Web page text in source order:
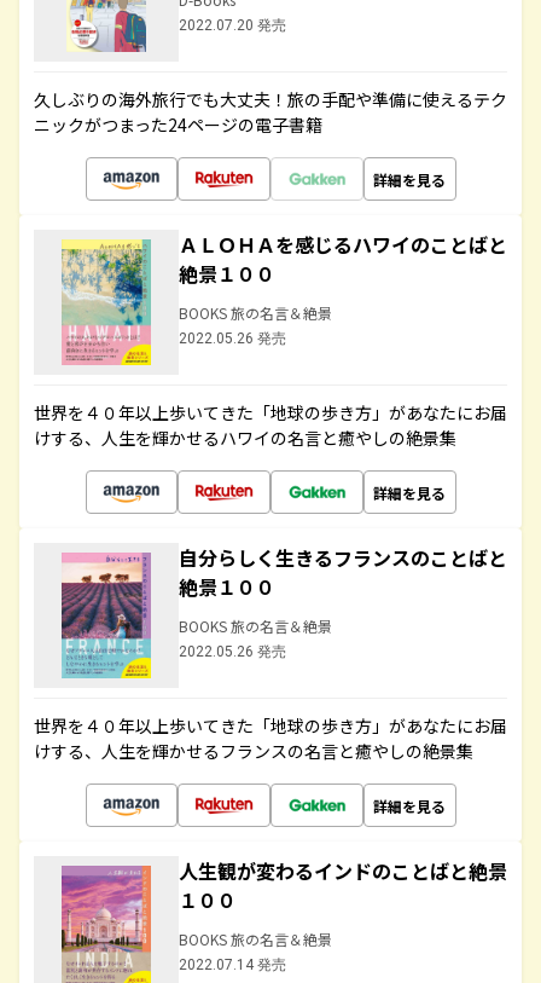
2022.07.20 発売
久しぶりの海外旅行でも大丈夫！旅の手配や準備に使えるテク
ニックがつまった24ページの電子書籍
詳細を見る
ＡＬＯＨＡを感じるハワイのことばと
絶景１００
BOOKS 旅の名言＆絶景
2022.05.26 発売
世界を４０年以上歩いてきた「地球の歩き方」があなたにお届
けする、人生を輝かせるハワイの名言と癒やしの絶景集
詳細を見る
自分らしく生きるフランスのことばと
絶景１００
BOOKS 旅の名言＆絶景
2022.05.26 発売
世界を４０年以上歩いてきた「地球の歩き方」があなたにお届
けする、人生を輝かせるフランスの名言と癒やしの絶景集
詳細を見る
人生観が変わるインドのことばと絶景
１００
BOOKS 旅の名言＆絶景
2022.07.14 発売